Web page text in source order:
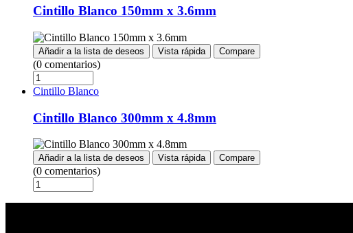
Cintillo Blanco 150mm x 3.6mm
Añadir a la lista de deseos Vista rápida Compare
(0 comentarios)
Cintillo Blanco
Cintillo Blanco 300mm x 4.8mm
Añadir a la lista de deseos Vista rápida Compare
(0 comentarios)